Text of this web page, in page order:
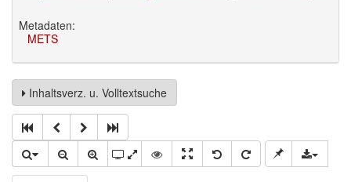
Metadaten:
METS
Inhaltsverz. u. Volltextsuche